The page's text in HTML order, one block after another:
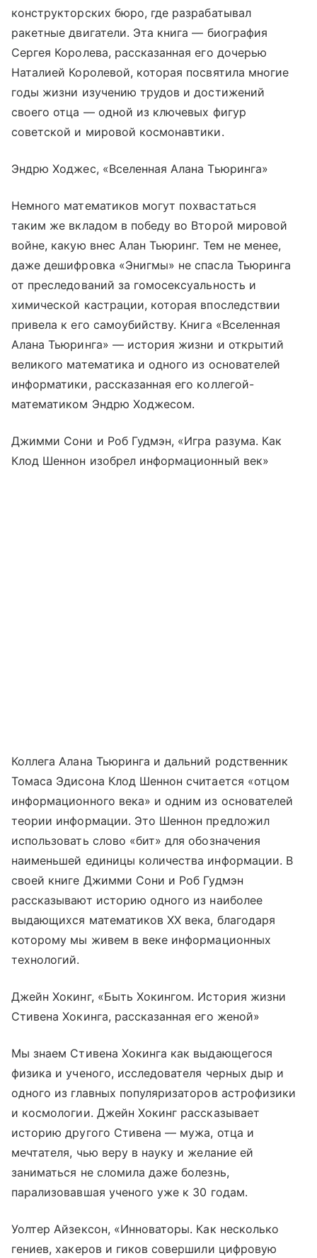
конструкторских бюро, где разрабатывал
ракетные двигатели. Эта книга — биография
Сергея Королева, рассказанная его дочерью
Наталией Королевой, которая посвятила многие
годы жизни изучению трудов и достижений
своего отца — одной из ключевых фигур
советской и мировой космонавтики.
Эндрю Ходжес, «Вселенная Алана Тьюринга»
Немного математиков могут похвастаться
таким же вкладом в победу во Второй мировой
войне, какую внес Алан Тьюринг. Тем не менее,
даже дешифровка «Энигмы» не спасла Тьюринга
от преследований за гомосексуальность и
химической кастрации, которая впоследствии
привела к его самоубийству. Книга «Вселенная
Алана Тьюринга» — история жизни и открытий
великого математика и одного из основателей
информатики, рассказанная его коллегой-
математиком Эндрю Ходжесом.
Джимми Сони и Роб Гудмэн, «Игра разума. Как
Клод Шеннон изобрел информационный век»
Коллега Алана Тьюринга и дальний родственник
Томаса Эдисона Клод Шеннон считается «отцом
информационного века» и одним из основателей
теории информации. Это Шеннон предложил
использовать слово «бит» для обозначения
наименьшей единицы количества информации. В
своей книге Джимми Сони и Роб Гудмэн
рассказывают историю одного из наиболее
выдающихся математиков XX века, благодаря
которому мы живем в веке информационных
технологий.
Джейн Хокинг, «Быть Хокингом. История жизни
Стивена Хокинга, рассказанная его женой»
Мы знаем Стивена Хокинга как выдающегося
физика и ученого, исследователя черных дыр и
одного из главных популяризаторов астрофизики
и космологии. Джейн Хокинг рассказывает
историю другого Стивена — мужа, отца и
мечтателя, чью веру в науку и желание ей
заниматься не сломила даже болезнь,
парализовавшая ученого уже к 30 годам.
Уолтер Айзексон, «Инноваторы. Как несколько
гениев, хакеров и гиков совершили цифровую